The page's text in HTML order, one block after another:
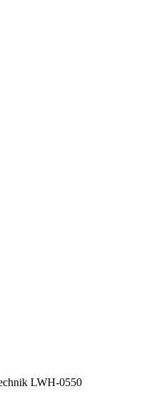
LWH-0550